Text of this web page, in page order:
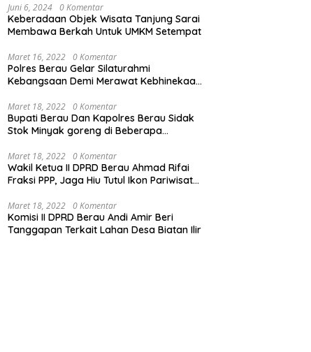
Juni 6, 2024 0 Komentar
Keberadaan Objek Wisata Tanjung Sarai
Membawa Berkah Untuk UMKM Setempat
Maret 16, 2022 0 Komentar
Polres Berau Gelar Silaturahmi
Kebangsaan Demi Merawat Kebhinekaan
Maret 18, 2022 0 Komentar
Bupati Berau Dan Kapolres Berau Sidak
Stok Minyak goreng di Beberapa
Maret 18, 2022 0 Komentar
Wakil Ketua II DPRD Berau Ahmad Rifai
Fraksi PPP, Jaga Hiu Tutul Ikon Pariwisata
Maret 18, 2022 0 Komentar
Komisi II DPRD Berau Andi Amir Beri
Tanggapan Terkait Lahan Desa Biatan Ilir